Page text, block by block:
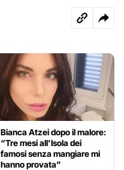
Bianca Atzei dopo il malore:
“Tre mesi all’Isola dei
famosi senza mangiare mi
hanno provata”